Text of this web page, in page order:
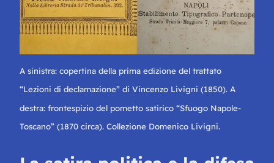
A sinistra: copertina della prima edizione del trattato
“Lezioni di declamazione” di Vincenzo Livigni (1850). A
destra: frontespizio del pometto satirico “Sfuogo Napole-
Toscano” (1870 circa). Collezione Domenico Livigni.